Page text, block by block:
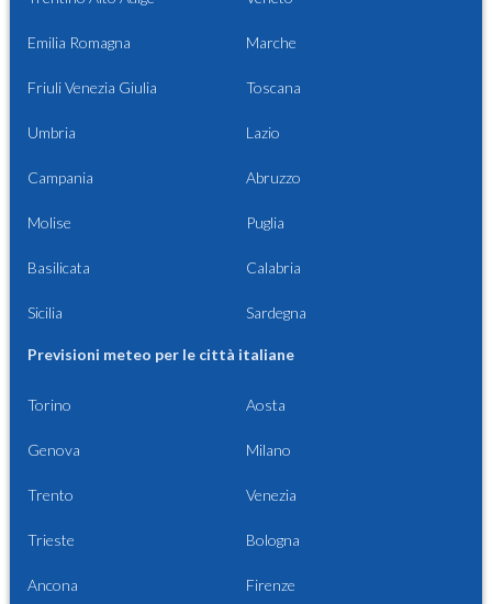
Emilia Romagna Marche
Friuli Venezia Giulia Toscana
Umbria Lazio
Campania Abruzzo
Molise Puglia
Basilicata Calabria
Sicilia Sardegna
Previsioni meteo per le città italiane
Torino Aosta
Genova Milano
Trento Venezia
Trieste Bologna
Ancona Firenze